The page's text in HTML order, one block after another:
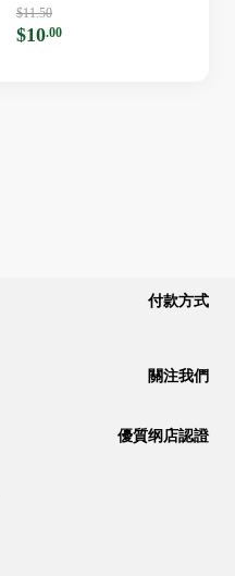
$11.50
$10.00
付款方式
關注我們
優質纲店認證